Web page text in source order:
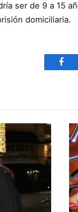
ser de 9 a 15
domiciliaria.